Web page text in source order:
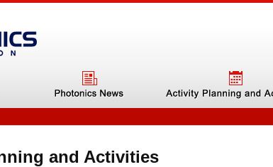
and Activities